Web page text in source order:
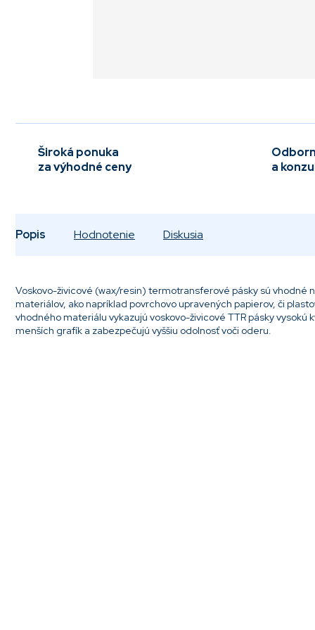
Široká ponuka
za výhodné ceny
a
Popis Hodnotenie Diskusia
Voskovo-živicové (wax/resin) termotransferové pásky sú vhodné
materiálov, ako napríklad povrchovo upravených papierov, či
vhodného materiálu vykazujú voskovo-živicové TTR pásky vysokú
menších grafík a zabezpečujú vyššiu odolnosť voči oderu.